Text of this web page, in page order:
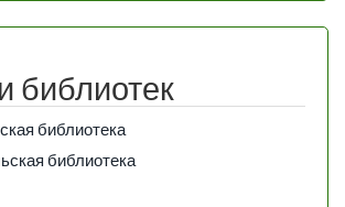
библиотек
библиотека
библиотека